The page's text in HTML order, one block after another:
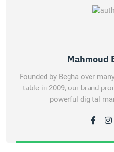
Mahmoud
Founded by Begha over
table in 2009, our brand
powerful digital